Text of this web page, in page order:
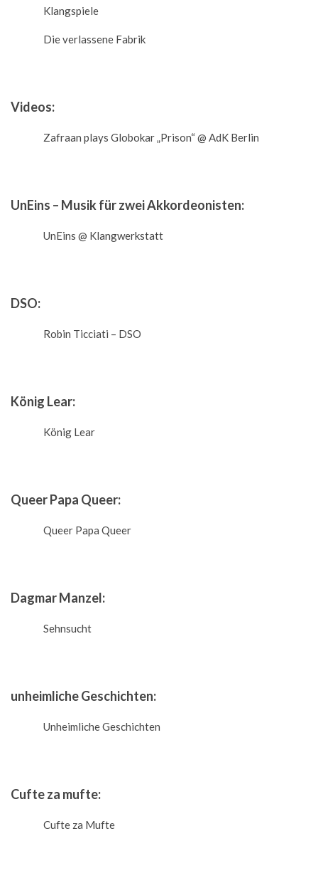
Klangspiele
Die verlassene Fabrik
Videos:
Zafraan plays Globokar „Prison“ @ AdK Berlin
UnEins – Musik für zwei Akkordeonisten:
UnEins @ Klangwerkstatt
DSO:
Robin Ticciati – DSO
König Lear:
König Lear
Queer Papa Queer:
Queer Papa Queer
Dagmar Manzel:
Sehnsucht
unheimliche Geschichten:
Unheimliche Geschichten
Cufte za mufte:
Cufte za Mufte